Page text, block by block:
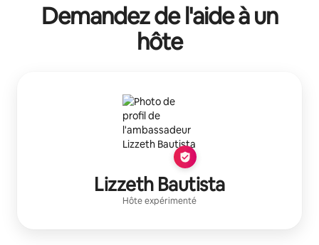
Demandez de l'aide à un
hôte
Lizzeth Bautista
Hôte expérimenté